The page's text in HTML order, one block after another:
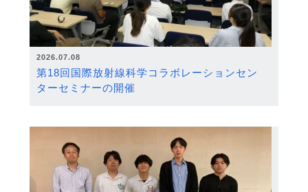
2026.07.08
第18回国際放射線科学コラボレーションセン
ターセミナーの開催